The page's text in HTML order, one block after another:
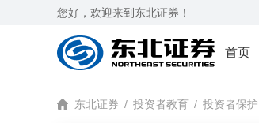
您好，欢迎来到东北证券！
首页
东北证券 / 投资者教育 / 投资者保护